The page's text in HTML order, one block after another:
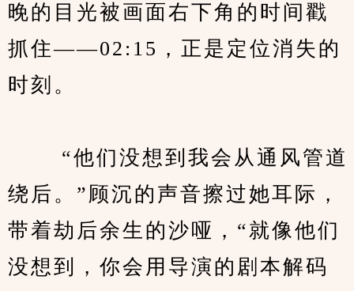
晚的目光被画面右下角的时间戳
抓住——02:15，正是定位消失的
时刻。
“他们没想到我会从通风管道
绕后。”顾沉的声音擦过她耳际，
带着劫后余生的沙哑，“就像他们
没想到，你会用导演的剧本解码